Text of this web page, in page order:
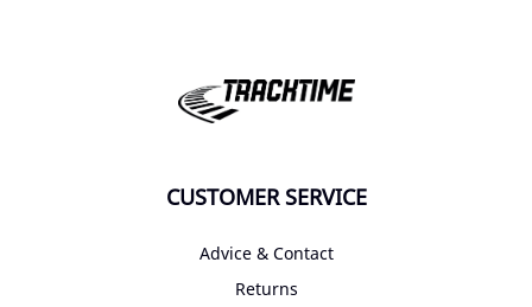
CUSTOMER SERVICE
Advice & Contact
Returns